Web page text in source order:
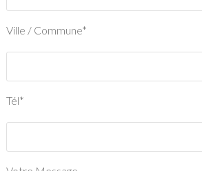
Ville / Commune*
Tél*